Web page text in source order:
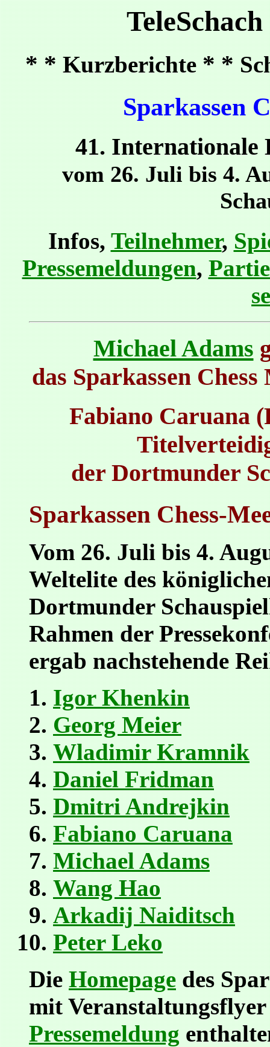
* *Kurzberichte* *
Sparkassen
41. Internationale
vom 26. Juli bis 4.
Infos,Teilnehmer,
Pressemeldungen,
Michael Adams
das Sparkassen Chess
Fabiano Caruana
der Dortmunder
Sparkassen Chess-
Vom 26. Juli bis 4.
Weltelite des
Dortmunder
Rahmen der
ergab nachstehende
Igor Khenkin
Georg Meier
Wladimir Kramnik
Daniel Fridman
Dmitri Andrejkin
Fabiano Caruana
Michael Adams
Wang Hao
Arkadij Naiditsch
Peter Leko
DieHomepagedes
mit
Pressemeldung